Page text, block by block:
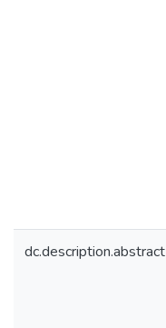
dc.description.abstract